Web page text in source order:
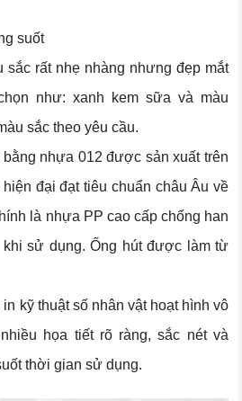
suốt
rất nhẹ nhàng nhưng đẹp mắt
như: xanh kem sữa và màu
sắc theo yêu cầu.
nhựa 012 được sản xuất trên
đại đạt tiêu chuẩn châu Âu về
là nhựa PP cao cấp chống han
sử dụng. Ống hút được làm từ
kỹ thuật số nhân vật hoạt hình vô
họa tiết rõ ràng, sắc nét và
thời gian sử dụng.